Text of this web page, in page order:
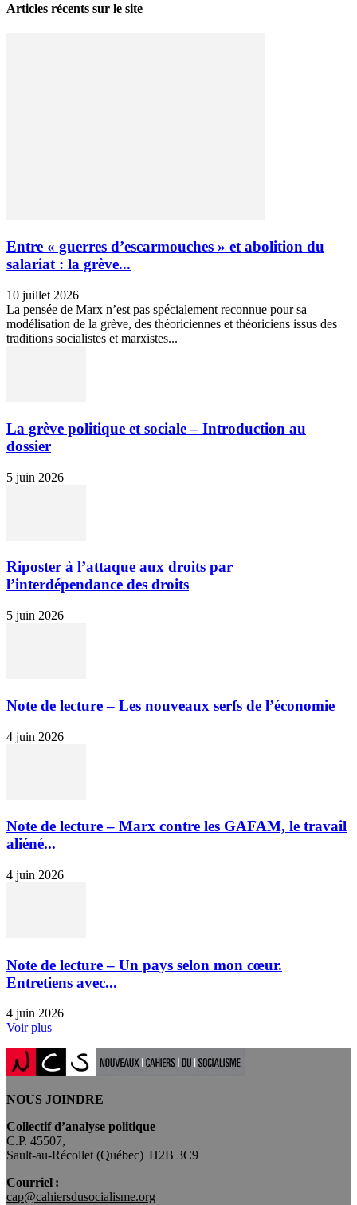
Articles récents sur le site
Entre « guerres d’escarmouches » et abolition du
salariat : la grève...
10 juillet 2026
La pensée de Marx n’est pas spécialement reconnue pour sa
modélisation de la grève, des théoriciennes et théoriciens issus des
traditions socialistes et marxistes...
La grève politique et sociale – Introduction au
dossier
5 juin 2026
Riposter à l’attaque aux droits par
l’interdépendance des droits
5 juin 2026
Note de lecture – Les nouveaux serfs de l’économie
4 juin 2026
Note de lecture – Marx contre les GAFAM, le travail
aliéné...
4 juin 2026
Note de lecture – Un pays selon mon cœur.
Entretiens avec...
4 juin 2026
Voir plus
NOUS JOINDRE
Collectif d’analyse politique
C.P. 45507,
Sault-au-Récollet (Québec) H2B 3C9
Courriel :
cap@cahiersdusocialisme.org